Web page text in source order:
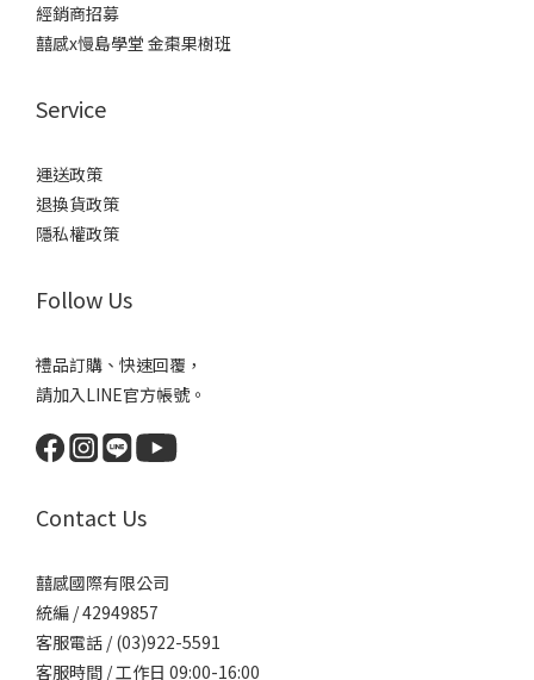
經銷商招募
囍感x慢島學堂 金棗果樹班
Service
運送政策
退換貨政策
隱私權政策
Follow Us
禮品訂購、快速回覆，
請加入LINE官方帳號。
Contact Us
囍感國際有限公司
統編 / 42949857
客服電話 / (03)922-5591
客服時間 / 工作日 09:00-16:00